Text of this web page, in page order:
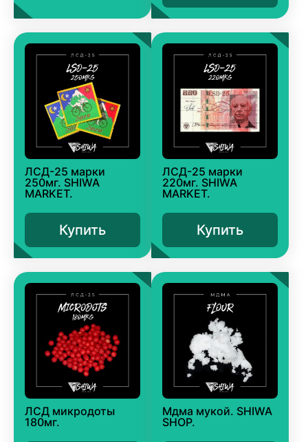
ЛСД-25 марки
250мг. SHIWA
MARKET.
Купить
ЛСД-25 марки
220мг. SHIWA
MARKET.
Купить
ЛСД микродоты
180мг.
Мдма мукой. SHIWA
SHOP.